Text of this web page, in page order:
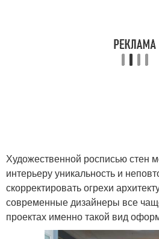
Художественной росписью стен
интерьеру уникальность и
скорректировать огрехи
современные дизайнеры все
проектах именно такой вид